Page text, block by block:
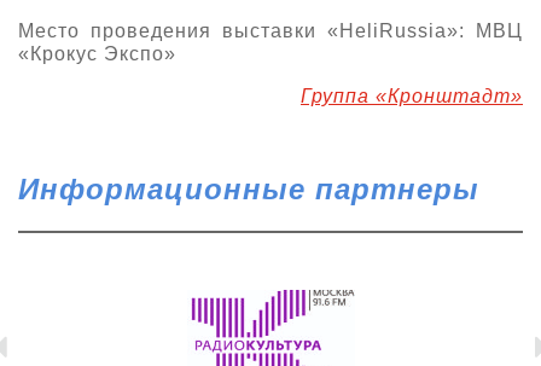
Место проведения выставки «HeliRussia»: МВЦ
«Крокус Экспо»
Группа «Кронштадт»
Информационные партнеры